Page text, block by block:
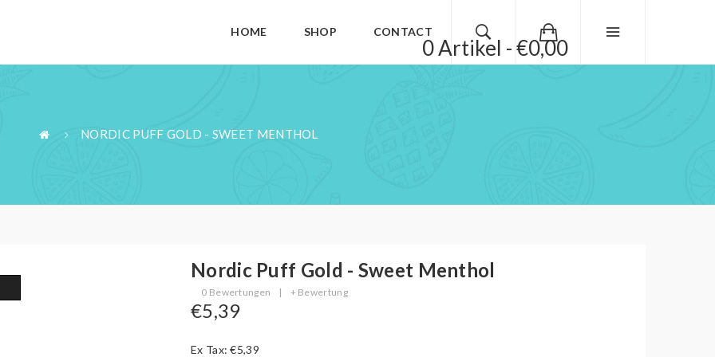
0 Artikel - €0,00
HOME SHOP CONTACT
NORDIC PUFF GOLD - SWEET MENTHOL
Nordic Puff Gold - Sweet Menthol
0 Bewertungen | + Bewertung
€5,39
Ex Tax: €5,39